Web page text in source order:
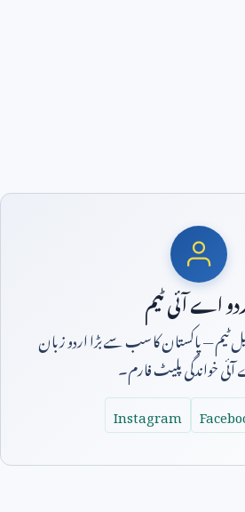
اے آئی ٹیم
ٹیم — پاکستان کا سب سے بڑا اردو زبان
خواندگی پلیٹ فارم۔
Instagram